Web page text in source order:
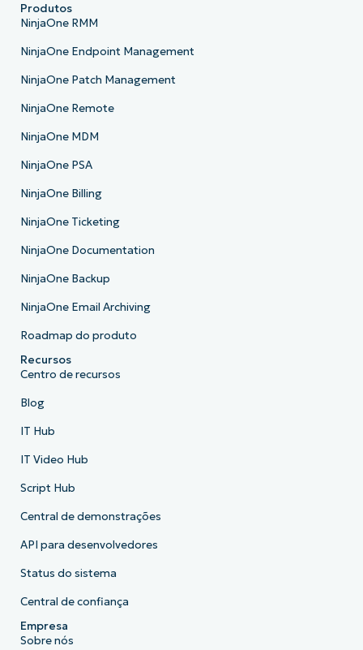
Produtos
NinjaOne RMM
NinjaOne Endpoint Management
NinjaOne Patch Management
NinjaOne Remote
NinjaOne MDM
NinjaOne PSA
NinjaOne Billing
NinjaOne Ticketing
NinjaOne Documentation
NinjaOne Backup
NinjaOne Email Archiving
Roadmap do produto
Recursos
Centro de recursos
Blog
IT Hub
IT Video Hub
Script Hub
Central de demonstrações
API para desenvolvedores
Status do sistema
Central de confiança
Empresa
Sobre nós